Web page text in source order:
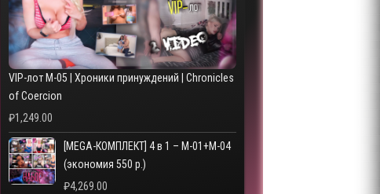
VIP-лот M-05 | Хроники принуждений | Chronicles
of Coercion
₽1,249.00
[MEGA-КОМПЛЕКТ] 4 в 1 – M-01+M-04
(экономия 550 р.)
₽4,269.00